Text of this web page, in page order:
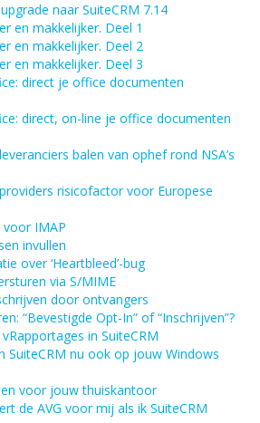
naar SuiteCRM 7.14
en makkelijker. Deel 1
en makkelijker. Deel 2
en makkelijker. Deel 3
direct je office documenten
direct, on-line je office documenten
balen van ophef rond NSA’s
risicofactor voor Europese
voor IMAP
invullen
over ‘Heartbleed’-bug
via S/MIME
door ontvangers
“Bevestigde Opt-In” of “Inschrijven”?
in SuiteCRM
SuiteCRM nu ook op jouw Windows
voor jouw thuiskantoor
de AVG voor mij als ik SuiteCRM